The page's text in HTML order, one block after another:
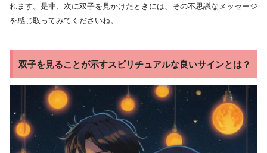
れます。是非、次に双子を見かけたときには、その不思議なメッセージ
を感じ取ってみてくださいね。
双子を見ることが示すスピリチュアルな良いサインとは？